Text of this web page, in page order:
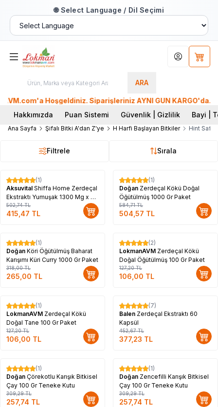
🌐 Select Language / Dil Seçimi
ARA
Hesabım
Hoşgeldiniz. Siparişleriniz AYNI GÜN KARGO'da.
Hakkımızda
Puan Sistemi Güvenlik | Gizlilik Bayi |
Ana Sayfa Şifalı Bitki A'dan Z'ye H Harfi Başlayan Bitkiler Hint
Filtrele Sırala
%17
(1)
Aksuvital Shiffa Home Zerdeçal
Ekstraktı Yumuşak 1300 Mg x 30
Kapsül
502,74TL
415,47 TL
%14
(1)
Doğan Zerdeçal Kökü Doğal
Öğütülmüş 1000 Gr Paket
584,71TL
504,57 TL
%17
(1)
Doğan Köri Öğütülmüş Baharat
Karışımı Küri Curry 1000 Gr Paket
318,00TL
265,00 TL
%17
(2)
LokmanAVM Zerdeçal Kökü
Doğal Öğütülmüş 100 Gr Paket
127,20TL
106,00 TL
%17
(1)
LokmanAVM Zerdeçal Kökü
Doğal Tane 100 Gr Paket
127,20TL
106,00 TL
%17
(7)
Balen Zerdeçal Ekstraktı 60
Kapsül
452,67TL
377,23 TL
%17
(1)
Doğan Çörekotlu Karışık Bitkisel
Çay 100 Gr Teneke Kutu
309,29TL
257,74 TL
%17
(1)
Doğan Zencefilli Karışık Bitkisel
Çay 100 Gr Teneke Kutu
309,29TL
257,74 TL